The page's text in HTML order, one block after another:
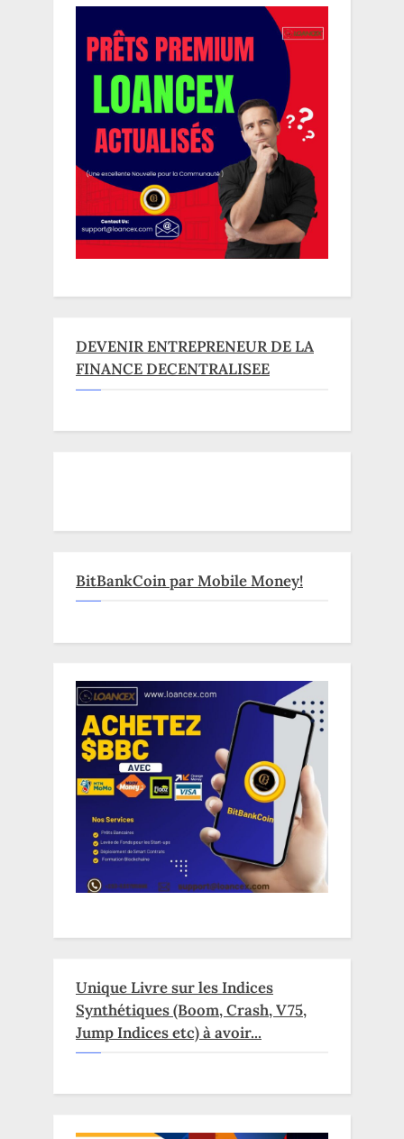
DEVENIR ENTREPRENEUR DE LA
FINANCE DECENTRALISEE
BitBankCoin par Mobile Money!
Unique Livre sur les Indices
Synthétiques (Boom, Crash, V75,
Jump Indices etc) à avoir...